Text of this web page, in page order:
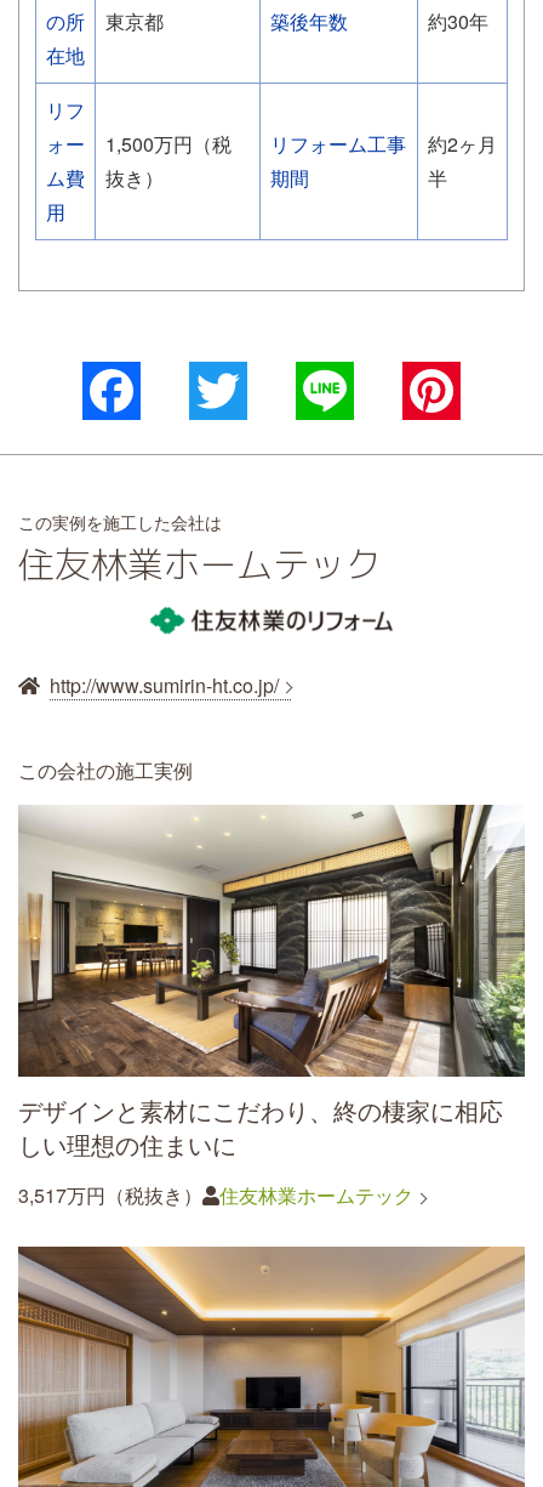
の所
在地
東京都 築後年数 約30年
リフ
ォー
ム費
用
1,500万円（税
抜き）
リフォーム工事
期間
約2ヶ月
半
Facebook
この実例を施工した会社は
住友林業ホームテック
http://www.sumirin-ht.co.jp/
この会社の施工実例
デザインと素材にこだわり、終の棲家に相応
しい理想の住まいに
3,517万円（税抜き） 住友林業ホームテック